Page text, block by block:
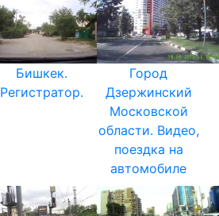
Бишкек.
Регистратор.
Город
Дзержинский
Московской
области. Видео,
поездка на
автомобиле